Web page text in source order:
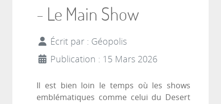
- Le Main Show
Écrit par : Géopolis
Publication : 15 Mars 2026
Il est bien loin le temps où les shows
emblématiques comme celui du Desert